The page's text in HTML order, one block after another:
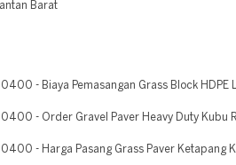
Barat
- Biaya Pemasangan Grass Block HDPE
0400 - Order Gravel Paver Heavy Duty Kubu
- Harga Pasang Grass Paver Ketapang